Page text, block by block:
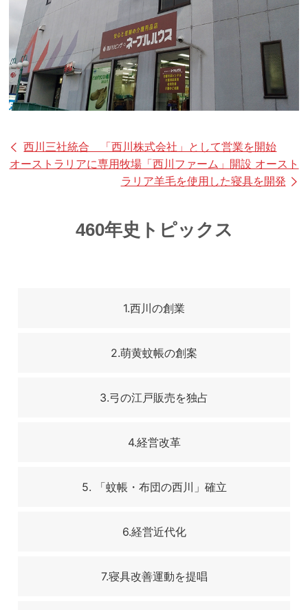
西川三社統合 「西川株式会社」として営業を開始
オーストラリアに専用牧場「西川ファーム」開設 オースト
ラリア羊毛を使用した寝具を開発
460年史トピックス
1.西川の創業
2.萌黄蚊帳の創案
3.弓の江戸販売を独占
4.経営改革
5. 「蚊帳・布団の西川」確立
6.経営近代化
7.寝具改善運動を提唱